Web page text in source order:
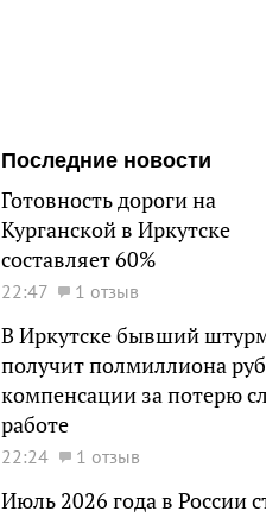
Последние новости
Готовность дороги на
Курганской в Иркутске
составляет 60%
22:47 1 отзыв
В Иркутске бывший
получит полмиллиона
компенсации за потерю
работе
22:24 1 отзыв
Июль 2026 года в России